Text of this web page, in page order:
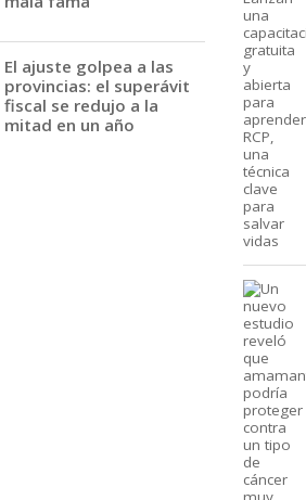
El ajuste golpea a las
provincias: el superávit
fiscal se redujo a la
mitad en un año